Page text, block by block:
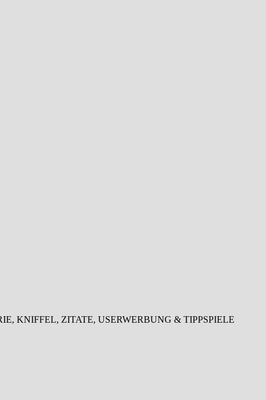
KNIFFEL, ZITATE, USERWERBUNG & TIPPSPIELE